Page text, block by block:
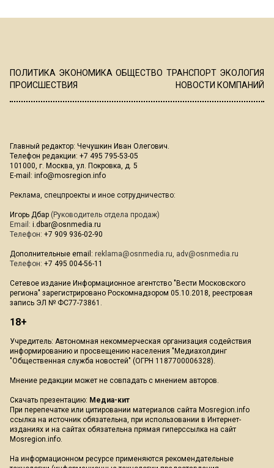
ПОЛИТИКА ЭКОНОМИКА ОБЩЕСТВО ТРАНСПОРТ ЭКОЛОГИЯ
ПРОИСШЕСТВИЯ
НОВОСТИ КОМПАНИЙ
Главный редактор: Чечушкин Иван Олегович.
Телефон редакции: +7 495 795-53-05
101000, г. Москва, ул. Покровка, д. 5
E-mail: info@mosregion.info
Реклама, спецпроекты и иное сотрудничество:
Игорь Дбар (Руководитель отдела продаж)
Email: i.dbar@osnmedia.ru
Телефон: +7 909 936-02-90
Дополнительные email: reklama@osnmedia.ru, adv@osnmedia.ru
Телефон: +7 495 004-56-11
Сетевое издание Информационное агентство "Вести Московского
региона" зарегистрировано Роскомнадзором 05.10.2018, реестровая
запись ЭЛ № ФС77-73861.
18+
Учредитель: Автономная некоммерческая организация содействия
информированию и просвещению населения "Медиахолдинг
"Общественная служба новостей" (ОГРН 1187700006328).
Мнение редакции может не совпадать с мнением авторов.
Скачать презентацию: Медиа-кит
При перепечатке или цитировании материалов сайта Mosregion.info
ссылка на источник обязательна, при использовании в Интернет-
изданиях и на сайтах обязательна прямая гиперссылка на сайт
Mosregion.info.
На информационном ресурсе применяются рекомендательные